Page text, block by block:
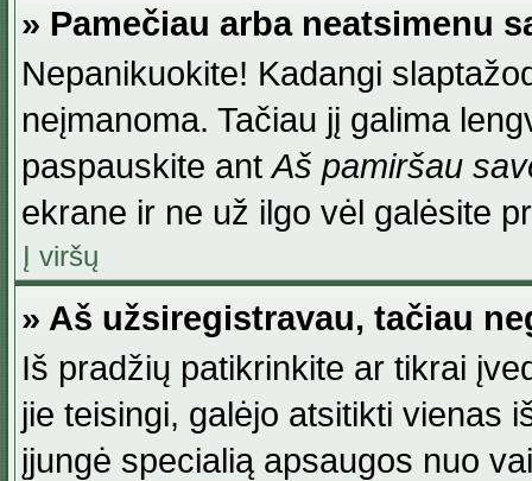
» Pamečiau arba neatsimenu
Nepanikuokite! Kadangi
neįmanoma. Tačiau jį galima
paspauskite antAš pamiršau
ekrane ir ne už ilgo vėl galėsite
Į viršų
» Aš užsiregistravau, tačiau
Iš pradžių patikrinkite ar tikrai
jie teisingi, galėjo atsitikti vienas
įjungė specialią apsaugos nuo